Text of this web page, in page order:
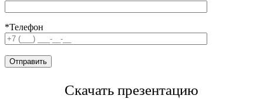
*Телефон
Скачать презентацию